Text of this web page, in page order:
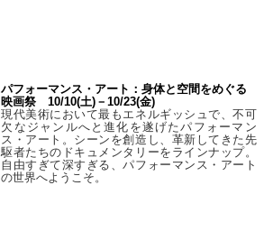
パフォーマンス・アート：身体と空間をめぐる
映画祭 10/10(土)－10/23(金)
現代美術において最もエネルギッシュで、不可
欠なジャンルへと進化を遂げたパフォーマン
ス・アート。シーンを創造し、革新してきた先
駆者たちのドキュメンタリーをラインナップ。
自由すぎて深すぎる、パフォーマンス・アート
の世界へようこそ。